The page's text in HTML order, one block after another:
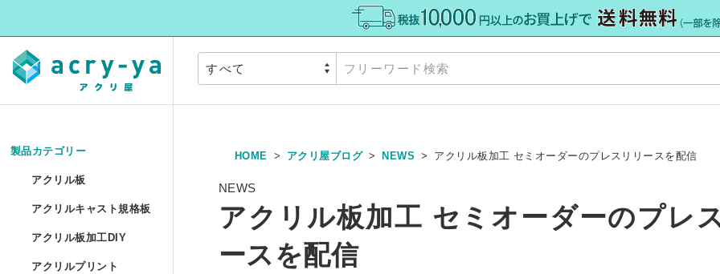
製品カテゴリー
アクリル板
アクリル押出板 規格サイズ
アクリル押出板 フリーカット
アクリルキャスト規格板 アクリルキャスト規格板»
アクリル板加工DIY アクリル板加工DIY»
アクリルプリント アクリルプリント»
HOME アクリ屋ブログ NEWS アクリル板加工 セミオーダーのプレスリリースを配信
NEWS
アクリル板加工 セミオーダーのプレ
ースを配信